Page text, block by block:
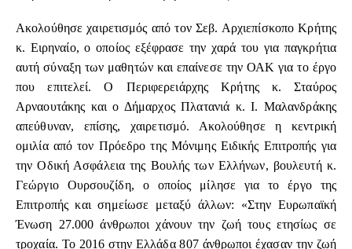
Ακολούθησε χαιρετισμός από τον Σεβ. Αρχιεπίσκοπο Κρήτης
κ. Ειρηναίο, ο οποίος εξέφρασε την χαρά του για παγκρήτια
αυτή σύναξη των μαθητών και επαίνεσε την ΟΑΚ για το έργο
που επιτελεί. Ο Περιφερειάρχης Κρήτης κ. Σταύρος
Αρναουτάκης και ο Δήμαρχος Πλατανιά κ. Ι. Μαλανδράκης
απεύθυναν, επίσης, χαιρετισμό. Ακολούθησε η κεντρική
ομιλία από τον Πρόεδρο της Μόνιμης Ειδικής Επιτροπής για
την Οδική Ασφάλεια της Βουλής των Ελλήνων, βουλευτή κ.
Γεώργιο Ουρσουζίδη, ο οποίος μίλησε για το έργο της
Επιτροπής και σημείωσε μεταξύ άλλων: «Στην Ευρωπαϊκή
Ένωση 27.000 άνθρωποι χάνουν την ζωή τους ετησίως σε
τροχαία. Το 2016 στην Ελλάδα 807 άνθρωποι έχασαν την ζωή